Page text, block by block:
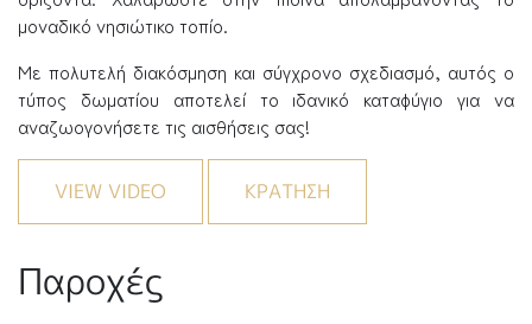
μοναδικό νησιώτικο τοπίο.
Με πολυτελή διακόσμηση και σύγχρονο σχεδιασμό, αυτός ο
τύπος δωματίου αποτελεί το ιδανικό καταφύγιο για να
αναζωογονήσετε τις αισθήσεις σας!
VIEW VIDEO ΚΡΑΤΗΣΗ
Παροχές